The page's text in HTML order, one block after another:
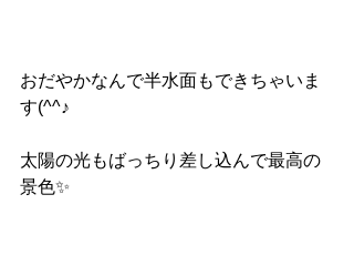
おだやかなんで半水面もできちゃいま
す(^^♪
太陽の光もばっちり差し込んで最高の
景色✨